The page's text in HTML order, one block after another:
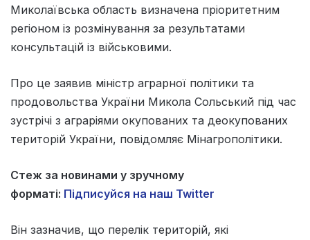
Миколаївська область визначена пріоритетним
регіоном із розмінування за результатами
консультацій із військовими.
Про це заявив міністр аграрної політики та
продовольства України Микола Сольський під час
зустрічі з аграріями окупованих та деокупованих
територій України, повідомляє Мінагрополітики.
Стеж за новинами у зручному
форматі: Підписуйся на наш Twitter
Він зазначив, що перелік територій, які